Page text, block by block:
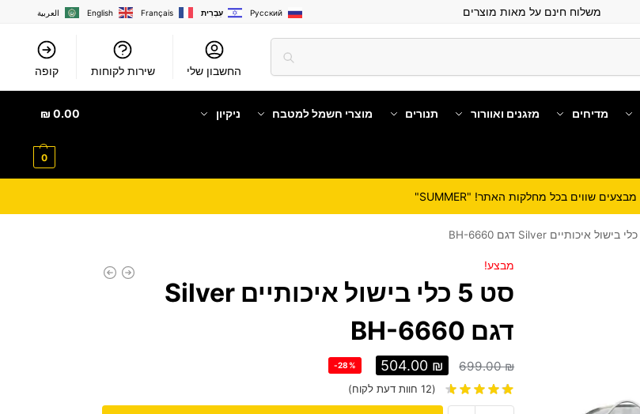
משלוח חינם על מאות מוצרים العربية English Français עִבְרִית Русский
החשבון שלי שירות לקוחות קופה
מדיחים מזגנים ואוורור תנורים מוצרי חשמל למטבח ניקיון 0.00
₪
0
מבצעים שווים בכל מחלקות האתר! "SUMMER"
מבצע!
סט 5 כלי בישול איכותיים Silver
דגם BH-6660
699.00₪
504.00 ₪
-28%
(
12 חוות דעת לקוח)